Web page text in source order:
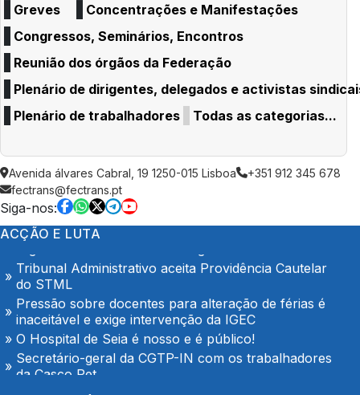
Greves
Concentrações e Manifestações
Congressos, Seminários, Encontros
Reunião dos órgãos da Federação
Plenário de dirigentes, delegados e activistas
Plenário de trabalhadores
Todas as categorias...
Avenida álvares Cabral, 19 1250-015 Lisboa
+351 912 345 678
fectrans@fectrans.pt
Siga-nos:
ACÇÃO E LUTA
Trabalhadores da Super Bock conquistam aumento
salarial
Enfermeiros do Montepio Rainha Dona Leonor
(Caldas da Rainha), em Greve
Algarve em luta no dia 7 de Agosto
Tribunal Administrativo aceita Providência Cautelar
do STML
Pressão sobre docentes para alteração de férias é
inaceitável e exige intervenção da IGEC
O Hospital de Seia é nosso e é público!
Secretário-geral da CGTP-IN com os trabalhadores
da Casco Pet